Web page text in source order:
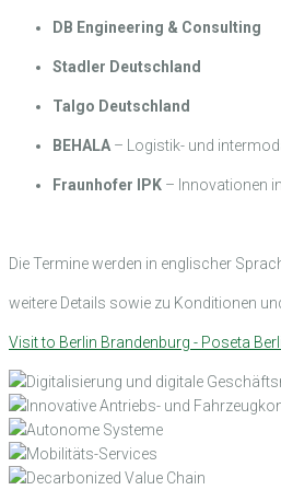
DB Engineering & Consulting
Stadler Deutschland
Talgo Deutschland
BEHALA – Logistik- und
Fraunhofer IPK – Innovationen
Die Termine werden in englischer
weitere Details sowie zu Konditionen
Visit to Berlin Brandenburg - Poseta